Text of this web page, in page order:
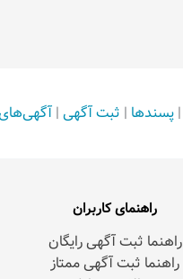
| پسندها | ثبت آگهی |
راهنمای کاربران
راهنما ثبت آگهی رایگان
راهنما ثبت آگهی ممتاز